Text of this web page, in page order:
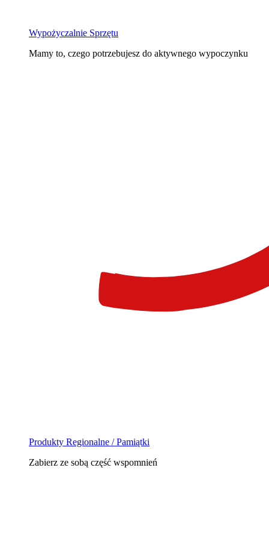
Wypożyczalnie Sprzętu
Mamy to, czego potrzebujesz do aktywnego wypoczynku
Produkty Regionalne / Pamiątki
Zabierz ze sobą część wspomnień